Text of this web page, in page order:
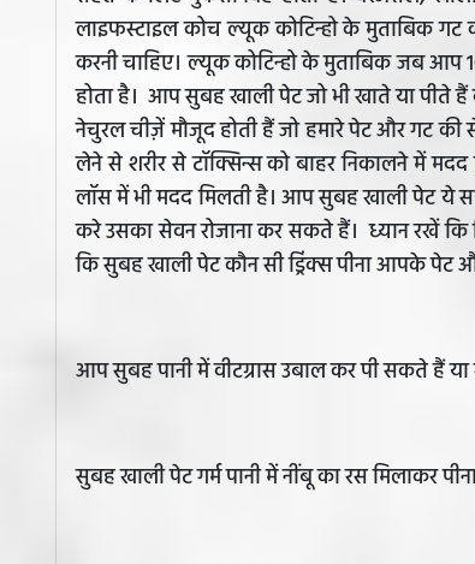
लाइफस्टाइल कोच ल्यूक कोटिन्हो के मुताबिक
करनी चाहिए। ल्यूक कोटिन्हो के मुताबिक जब
होता है। आप सुबह खाली पेट जो भी खाते या पीते
नेचुरल चीज़ें मौजूद होती हैं जो हमारे पेट और गट
लेने से शरीर से टॉक्सिन्स को बाहर निकालने में
लॉस में भी मदद मिलती है। आप सुबह खाली पेट ये
करे उसका सेवन रोजाना कर सकते हैं। ध्यान रखें
कि सुबह खाली पेट कौन सी ड्रिंक्स पीना आपके
आप सुबह पानी में वीटग्रास उबाल कर पी सकते हैं या
सुबह खाली पेट गर्म पानी में नींबू का रस मिलाकर